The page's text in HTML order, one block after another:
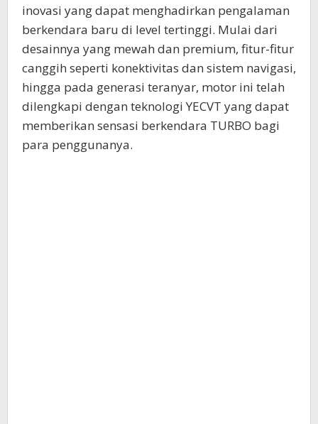
inovasi yang dapat menghadirkan pengalaman
berkendara baru di level tertinggi. Mulai dari
desainnya yang mewah dan premium, fitur-fitur
canggih seperti konektivitas dan sistem navigasi,
hingga pada generasi teranyar, motor ini telah
dilengkapi dengan teknologi YECVT yang dapat
memberikan sensasi berkendara TURBO bagi
para penggunanya.